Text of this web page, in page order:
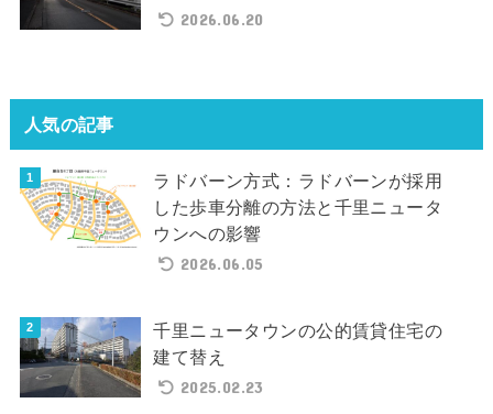
2026.06.20
人気の記事
ラドバーン方式：ラドバーンが採用
した歩車分離の方法と千里ニュータ
ウンへの影響
2026.06.05
千里ニュータウンの公的賃貸住宅の
建て替え
2025.02.23